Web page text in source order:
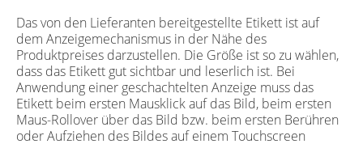
Das von den Lieferanten bereitgestellte Etikett ist auf
dem Anzeigemechanismus in der Nähe des
Produktpreises darzustellen. Die Größe ist so zu wählen,
dass das Etikett gut sichtbar und leserlich ist. Bei
Anwendung einer geschachtelten Anzeige muss das
Etikett beim ersten Mausklick auf das Bild, beim ersten
Maus-Rollover über das Bild bzw. beim ersten Berühren
oder Aufziehen des Bildes auf einem Touchscreen